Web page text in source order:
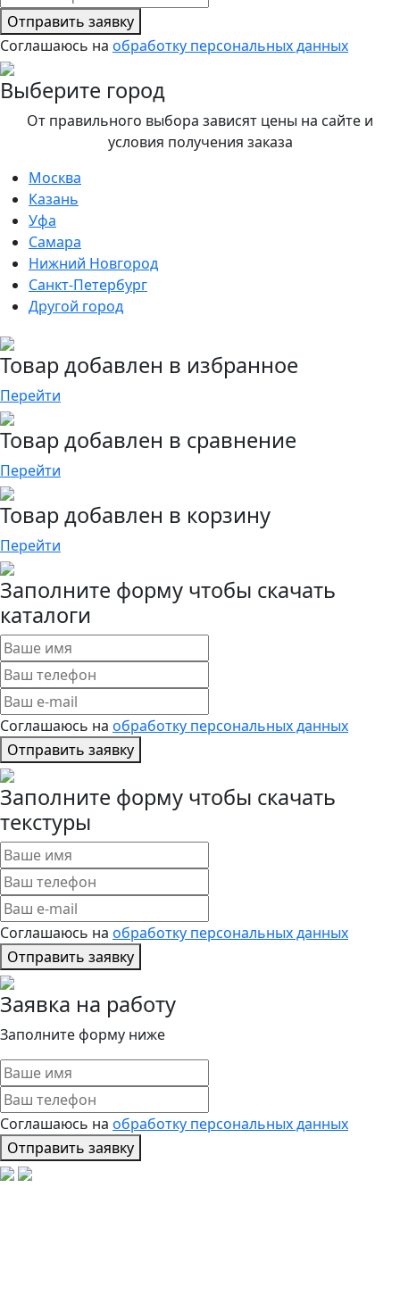
Отправить заявку
Соглашаюсь на обработку персональных данных
Выберите город
От правильного выбора зависят цены на сайте и
условия получения заказа
Москва
Казань
Уфа
Самара
Нижний Новгород
Санкт-Петербург
Другой город
Товар добавлен в избранное
Перейти
Товар добавлен в сравнение
Перейти
Товар добавлен в корзину
Перейти
Заполните форму чтобы скачать
каталоги
Соглашаюсь на обработку персональных данных
Отправить заявку
Заполните форму чтобы скачать
текстуры
Соглашаюсь на обработку персональных данных
Отправить заявку
Заявка на работу
Заполните форму ниже
Соглашаюсь на обработку персональных данных
Отправить заявку